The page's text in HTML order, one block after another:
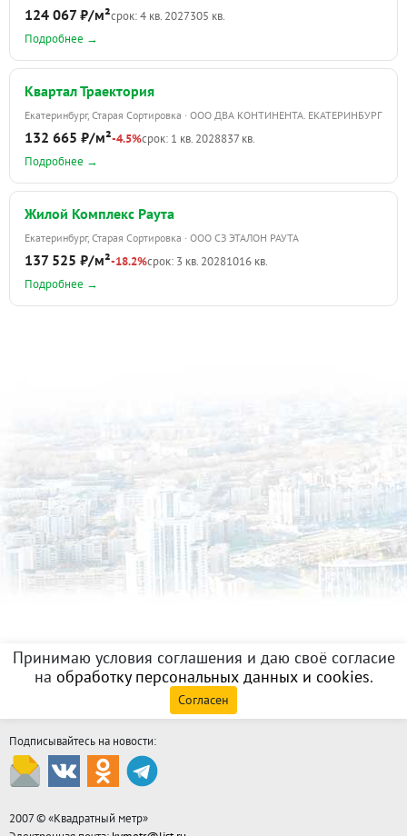
124 067 ₽/м²срок: 4 кв. 2027305 кв.
Подробнее →
Квартал Траектория
Екатеринбург, Старая Сортировка · ООО ДВА КОНТИНЕНТА. ЕКАТЕРИНБУРГ
132 665 ₽/м²-4.5%срок: 1 кв. 2028837 кв.
Подробнее →
Жилой Комплекс Раута
Екатеринбург, Старая Сортировка · ООО СЗ ЭТАЛОН РАУТА
137 525 ₽/м²-18.2%срок: 3 кв. 20281016 кв.
Подробнее →
Принимаю условия соглашения и даю своё согласие
на обработку персональных данных и cookies.
Согласен
Подписывайтесь на новости:
2007 © «Квадратный метр»